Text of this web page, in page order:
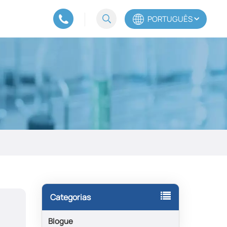
PORTUGUÊS
Español
Categorias
Blogue